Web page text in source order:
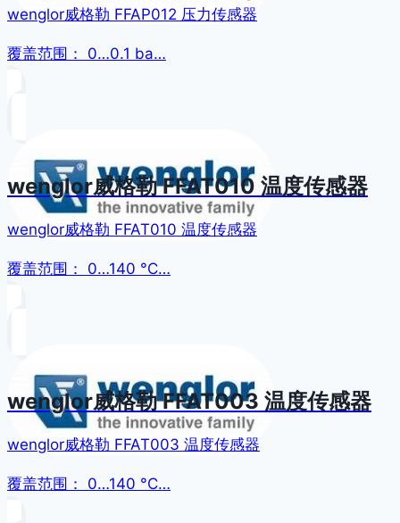
wenglor威格勒 FFAP012 压力传感器
覆盖范围： 0…0.1 ba…
wenglor威格勒 FFAT010 温度传感器
wenglor威格勒 FFAT010 温度传感器
覆盖范围： 0…140 °C…
wenglor威格勒 FFAT003 温度传感器
wenglor威格勒 FFAT003 温度传感器
覆盖范围： 0…140 °C…